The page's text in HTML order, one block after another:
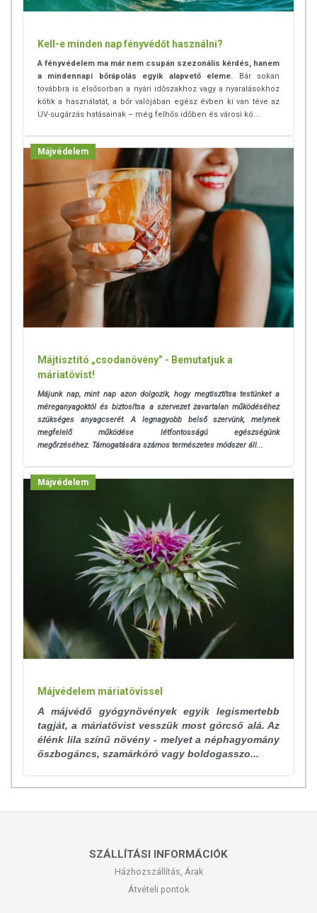
kupakkal javasolt.
ÖSSZETEVŐK
máriatövis magolaj
Zellert, mustármagot, diót, szezámmagot és mandulát felhasználó
üzemben készült.
TOVÁBBI TUDNIVALÓK A TERMÉKRŐL:
Hűvös, fénytől védett helyen, zárt kupakkal. Hűtőben tárolva
az olaj zavarossá válhat, de ez nincs hatással a termék minőségére.
Forgalmazza:Farkas Péter e. v., Pécs
Származási hely: EU
Kell-e minden nap fényvédőt használni?
A fényvédelem ma már nem csupán szezonális kérdés, hanem
a mindennapi bőrápolás egyik alapvető eleme.
Bár sokan
továbbra is elsősorban a nyári időszakhoz vagy a nyaralásokhoz
kötik a használatát, a bőr valójában egész évben ki van téve az
UV-sugárzás hatásainak – még felhős időben és városi kö...
Májvédelem
Májtisztító „csodanövény” - Bemutatjuk a
máriatövist!
Májunk nap, mint nap azon dolgozik, hogy megtisztítsa testünket a
méreganyagoktól és biztosítsa a szervezet zavartalan működéséhez
szükséges anyagcserét. A legnagyobb belső szervünk, melynek
megfelelő működése létfontosságú egészségünk
megőrzéséhez. Támogatására számos természetes módszer áll...
Májvédelem
Májvédelem máriatövissel
A májvédő gyógynövények egyik legismertebb
tagját, a máriatövist vesszük most górcső alá. Az
élénk lila színű növény - melyet a néphagyomány
őszbogáncs, szamárkóró vagy boldogasszo...
SZÁLLÍTÁSI INFORMÁCIÓK
Házhozszállítás, Árak
Átvételi pontok